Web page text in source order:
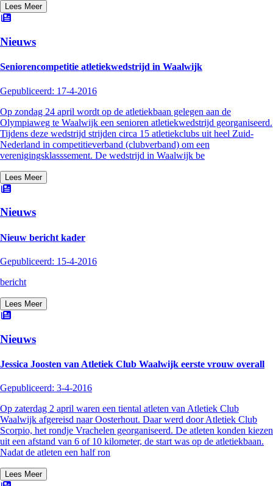
Lees Meer
Nieuws
Seniorencompetitie atletiekwedstrijd in Waalwijk
Gepubliceerd: 17-4-2016
Op zondag 24 april wordt op de atletiekbaan gelegen aan de
Olympiaweg te Waalwijk een senioren atletiekwedstrijd georganiseerd.
Tijdens deze wedstrijd strijden circa 15 atletiekclubs uit heel Zuid-
Nederland in competitieverband (clubverband) om een
verenigingsklasssement. De wedstrijd in Waalwijk be
Lees Meer
Nieuws
Nieuw bericht kader
Gepubliceerd: 15-4-2016
bericht
Lees Meer
Nieuws
Jessica Joosten van Atletiek Club Waalwijk eerste vrouw overall
Gepubliceerd: 3-4-2016
Op zaterdag 2 april waren een tiental atleten van Atletiek Club
Waalwijk afgereisd naar Oosterhout. Daar werd door Atletiek Club
Scorpio, het rondje Vrachelen georganiseerd. De atleten konden kiezen
uit een afstand van 6 of 10 kilometer, de start was op de atletiekbaan.
Nadat de atleten een half ron
Lees Meer